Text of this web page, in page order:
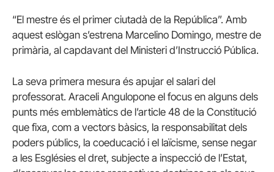
“El mestre és el primer ciutadà de la República”. Amb
aquest eslògan s’estrena Marcelino Domingo, mestre de
primària, al capdavant del Ministeri d’Instrucció Pública.
La seva primera mesura és apujar el salari del
professorat. Araceli Angulopone el focus en alguns dels
punts més emblemàtics de l’article 48 de la Constitució
que fixa, com a vectors bàsics, la responsabilitat dels
poders públics, la coeducació i el laïcisme, sense negar
a les Esglésies el dret, subjecte a inspecció de l’Estat,